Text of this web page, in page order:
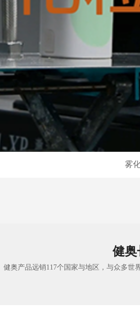
雾
健奥
健奥产品远销117个国家与地区，与众多世